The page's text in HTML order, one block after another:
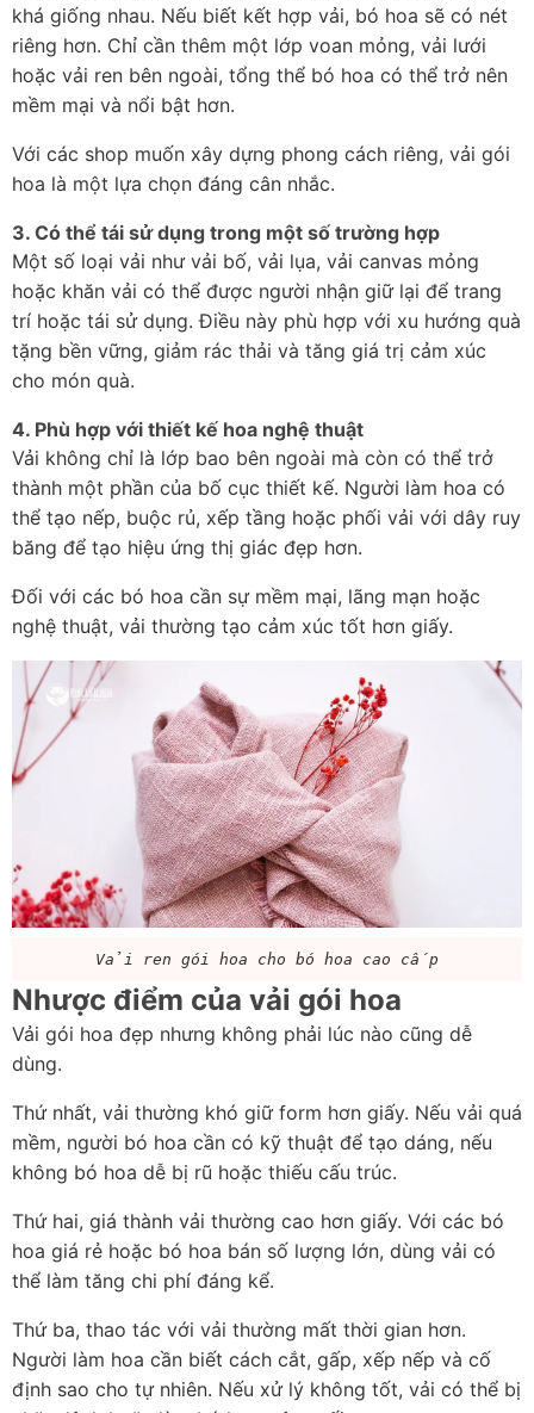
khá giống nhau. Nếu biết kết hợp vải, bó hoa sẽ có nét
riêng hơn. Chỉ cần thêm một lớp voan mỏng, vải lưới
hoặc vải ren bên ngoài, tổng thể bó hoa có thể trở nên
mềm mại và nổi bật hơn.
Với các shop muốn xây dựng phong cách riêng, vải gói
hoa là một lựa chọn đáng cân nhắc.
3. Có thể tái sử dụng trong một số trường hợp
Một số loại vải như vải bố, vải lụa, vải canvas mỏng
hoặc khăn vải có thể được người nhận giữ lại để trang
trí hoặc tái sử dụng. Điều này phù hợp với xu hướng quà
tặng bền vững, giảm rác thải và tăng giá trị cảm xúc
cho món quà.
4. Phù hợp với thiết kế hoa nghệ thuật
Vải không chỉ là lớp bao bên ngoài mà còn có thể trở
thành một phần của bố cục thiết kế. Người làm hoa có
thể tạo nếp, buộc rủ, xếp tầng hoặc phối vải với dây ruy
băng để tạo hiệu ứng thị giác đẹp hơn.
Đối với các bó hoa cần sự mềm mại, lãng mạn hoặc
nghệ thuật, vải thường tạo cảm xúc tốt hơn giấy.
Vải ren gói hoa cho bó hoa cao cấp
Nhược điểm của vải gói hoa
Vải gói hoa đẹp nhưng không phải lúc nào cũng dễ
dùng.
Thứ nhất, vải thường khó giữ form hơn giấy. Nếu vải quá
mềm, người bó hoa cần có kỹ thuật để tạo dáng, nếu
không bó hoa dễ bị rũ hoặc thiếu cấu trúc.
Thứ hai, giá thành vải thường cao hơn giấy. Với các bó
hoa giá rẻ hoặc bó hoa bán số lượng lớn, dùng vải có
thể làm tăng chi phí đáng kể.
Thứ ba, thao tác với vải thường mất thời gian hơn.
Người làm hoa cần biết cách cắt, gấp, xếp nếp và cố
định sao cho tự nhiên. Nếu xử lý không tốt, vải có thể bị